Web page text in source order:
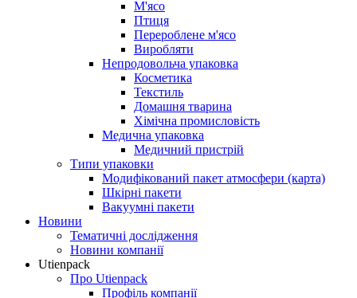
М'ясо
Птиця
Перероблене м'ясо
Виробляти
Непродовольча упаковка
Косметика
Текстиль
Домашня тварина
Хімічна промисловість
Медична упаковка
Медичний пристрій
Типи упаковки
Модифікований пакет атмосфери (карта)
Шкірні пакети
Вакуумні пакети
Новини
Тематичні дослідження
Новини компанії
Utienpack
Про Utienpack
Профіль компанії